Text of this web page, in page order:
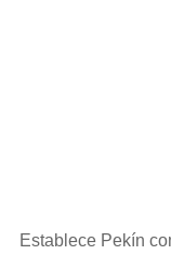
Establece Pekín